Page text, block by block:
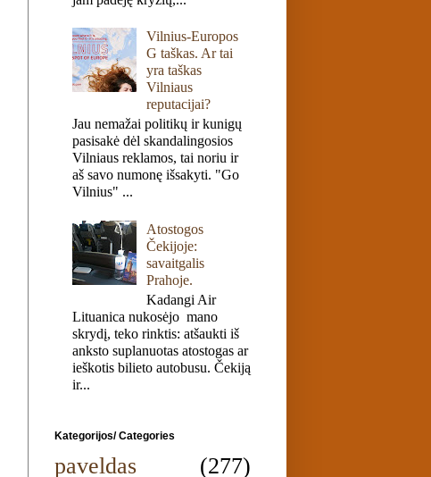
Vilnius-Europos
G taškas. Ar tai
yra taškas
Vilniaus
reputacijai?
Jau nemažai politikų ir kunigų
pasisakė dėl skandalingosios
Vilniaus reklamos, tai noriu ir
aš savo numonę išsakyti. "Go
Vilnius" ...
Atostogos
Čekijoje:
savaitgalis
Prahoje.
Kadangi Air
Lituanica nukosėjo mano
skrydį, teko rinktis: atšaukti iš
anksto suplanuotas atostogas ar
ieškotis bilieto autobusu. Čekiją
ir...
Kategorijos/ Categories
paveldas
(277)